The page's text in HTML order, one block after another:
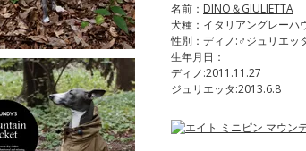
名前： DINO＆GIULIETTA
犬種：イタリアングレーハ
性別：ディノ:♂ジュリエッ
生年月日：
ディノ:2011.11.27
ジュリエッタ:2013.6.8